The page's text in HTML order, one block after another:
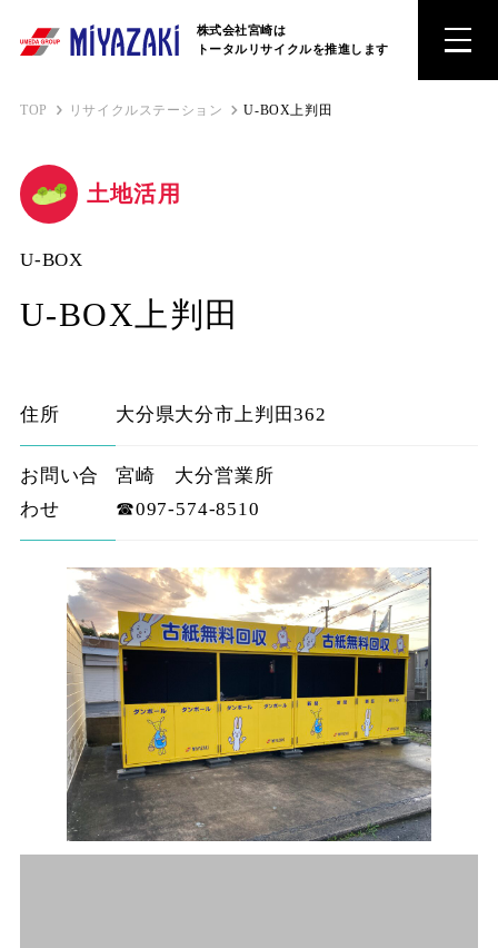
株式会社宮崎は
トータルリサイクルを推進します
TOP リサイクルステーション U-BOX上判田
土地活用
U-BOX
U-BOX上判田
住所 大分県大分市上判田362
お問い合
わせ
宮崎 大分営業所
☎097-574-8510